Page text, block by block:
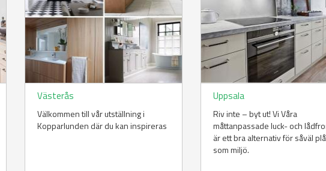
Västerås
Välkommen till vår utställning i
Kopparlunden där du kan inspireras
Uppsala
Riv inte – byt ut! Vi Våra
måttanpassade luck- och
är ett bra alternativ för såväl
som miljö.